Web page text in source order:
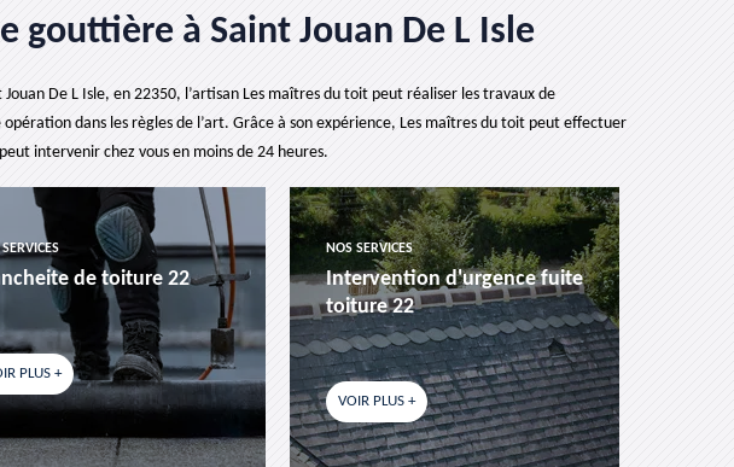
à Saint Jouan De L Isle
De L Isle, en 22350, l’artisan Les maîtres du toit peut réaliser les travaux de
dans les règles de l’art. Grâce à son expérience, Les maîtres du toit peut effectuer
intervenir chez vous en moins de 24 heures.
de toiture 22
PLUS +
NOS SERVICES
Intervention d'urgence fuite
toiture 22
VOIR PLUS +